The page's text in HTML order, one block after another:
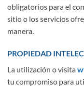
obligatorios para el
sitio o los servicios
manera.
PROPIEDAD
La utilización o visita
tu compromiso para